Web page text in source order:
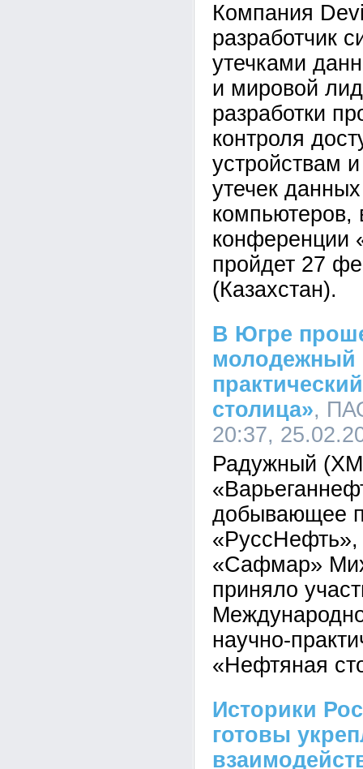
Компания
разработчик
утечками
и мировой
разработки
контроля
устройствам
утечек
компьютеров,
конференции
пройдет 27
(Казахстан).
В Югре
молодежный
столица»,
20:37,
Радужный
добывающее
«Сафмар»
приняло
научно-
«Нефтяная
Историки
готовы